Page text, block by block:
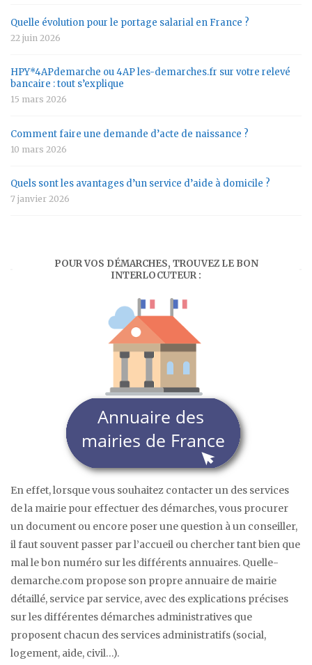
Quelle évolution pour le portage salarial en France ?
22 juin 2026
HPY*4APdemarche ou 4AP les-demarches.fr sur votre relevé
bancaire : tout s’explique
15 mars 2026
Comment faire une demande d’acte de naissance ?
10 mars 2026
Quels sont les avantages d’un service d’aide à domicile ?
7 janvier 2026
POUR VOS DÉMARCHES, TROUVEZ LE BON
INTERLOCUTEUR :
En effet, lorsque vous souhaitez contacter un des services
de la mairie pour effectuer des démarches, vous procurer
un document ou encore poser une question à un conseiller,
il faut souvent passer par l’accueil ou chercher tant bien que
mal le bon numéro sur les différents annuaires. Quelle-
demarche.com propose son propre annuaire de mairie
détaillé, service par service, avec des explications précises
sur les différentes démarches administratives que
proposent chacun des services administratifs (social,
logement, aide, civil…).